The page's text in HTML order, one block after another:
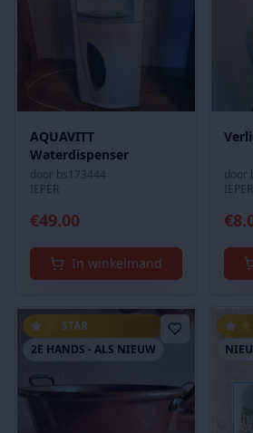
AQUAVITT
Waterdispenser
door bs173444
IEPER
€49.00
In winkelmand
door
IEPER
€
⭐ STAR
2E HANDS - ALS NIEUW